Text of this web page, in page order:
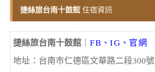
捷絲旅台南十鼓館 住宿資訊
捷絲旅台南十鼓館 FB 、 IG 、 官網
地址：台南市仁德區文華路二段300號